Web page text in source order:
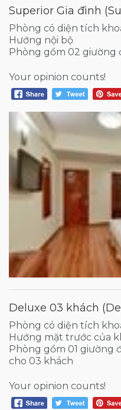
Superior Gia đình
Phòng có diện tích
Hướng nội bộ
Phòng gồm 02 giường
Your opinion counts!
Deluxe 03 khách
Phòng có diện tích
Hướng mặt trước của
Phòng gồm 01 giường
cho 03 khách
Your opinion counts!